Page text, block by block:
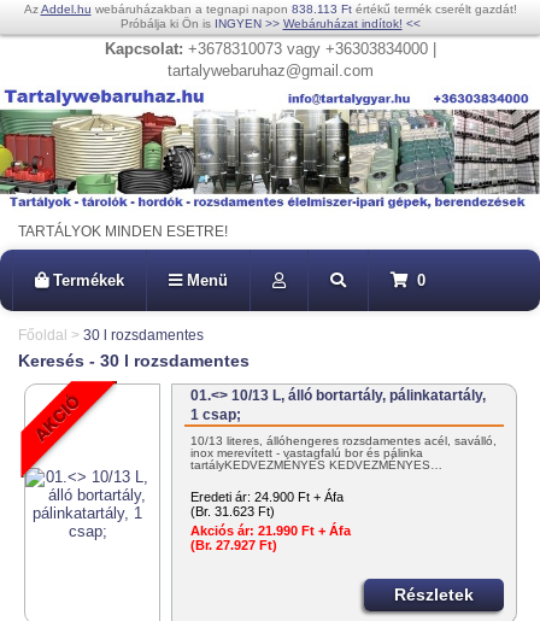
AzAddel.hu webáruházakban a tegnapi napon 838.113 Ftértékű termék cserélt gazdát!
Próbálja ki Ön is INGYEN >> Webáruházat indítok! <<
Kapcsolat: +3678310073 vagy +36303834000 |
tartalywebaruhaz@gmail.com
TARTÁLYOK MINDEN ESETRE!
Termékek Menü 0
Főoldal > 30 l rozsdamentes
Keresés - 30 l rozsdamentes
01.<> 10/13 L, álló bortartály, pálinkatartály,
1 csap;
10/13 literes, állóhengeres rozsdamentes acél, saválló,
inox merevített - vastagfalú bor és pálinka
tartályKEDVEZMÉNYES KEDVEZMÉNYES…
Eredeti ár: 24.900 Ft + Áfa
(Br. 31.623 Ft)
Akciós ár: 21.990 Ft + Áfa
(Br. 27.927 Ft)
Részletek